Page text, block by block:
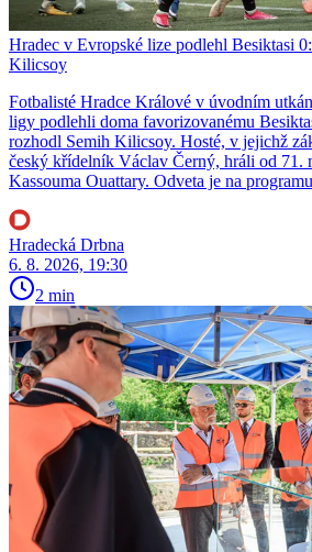
Hradec v Evropské lize podlehl Besiktasi
Kilicsoy
Fotbalisté Hradce Králové v úvodním
ligy podlehli doma favorizovanému
rozhodl Semih Kilicsoy. Hosté, v jejichž
český křídelník Václav Černý, hráli od 71.
Kassouma Ouattary. Odveta je na
Hradecká Drbna
6. 8. 2026, 19:30
2 min